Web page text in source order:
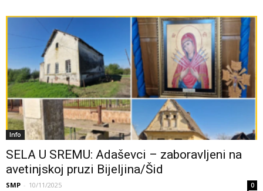
Info
SELA U SREMU: Adaševci – zaboravljeni na
avetinjskoj pruzi Bijeljina/Šid
SMP - 10/11/2025 0